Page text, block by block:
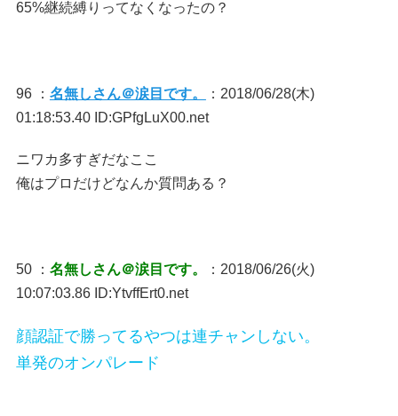
65%継続縛りってなくなったの？
96 ： 名無しさん＠涙目です。
：2018/06/28(木)
01:18:53.40 ID:GPfgLuX00.net
ニワカ多すぎだなここ
俺はプロだけどなんか質問ある？
50 ： 名無しさん＠涙目です。
：2018/06/26(火)
10:07:03.86 ID:YtvffErt0.net
顔認証で勝ってるやつは連チャンしない。
単発のオンパレード